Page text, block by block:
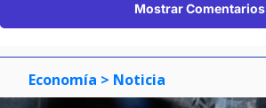
Mostrar Comentarios
Economía > Noticia